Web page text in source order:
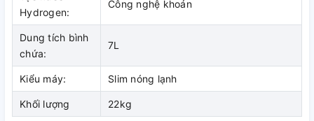
người dùng có thể lựa chọn 3 chế độ nước NÓNG – LẠNH –
HYDROGEN dễ dàng, nhanh chóng.
Hydrogen:
Công nghệ khoán
Dung tích bình
chứa:
7L
Kiểu máy: Slim nóng lạnh
Khối lượng 22kg